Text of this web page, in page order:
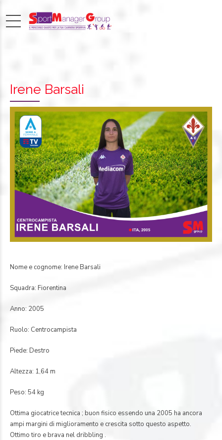
Irene Barsali
Nome e cognome: Irene Barsali
Squadra: Fiorentina
Anno: 2005
Ruolo: Centrocampista
Piede: Destro
Altezza: 1,64 m
Peso: 54 kg
Ottima giocatrice tecnica ; buon fisico essendo una 2005 ha ancora
ampi margini di miglioramento e crescita sotto questo aspetto.
Ottimo tiro e brava nel dribbling .